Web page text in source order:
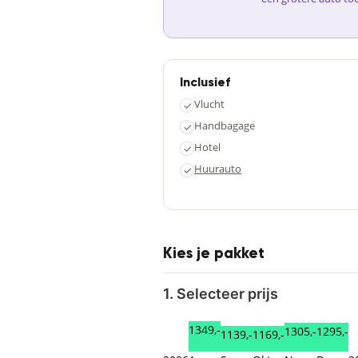
Inclusief
✓Vlucht
✓ Handbagage
✓ Hotel
✓ Huurauto
Kies je pakket
1. Selecteer prijs
1349,-1139,-1169,-1305,-1295,-